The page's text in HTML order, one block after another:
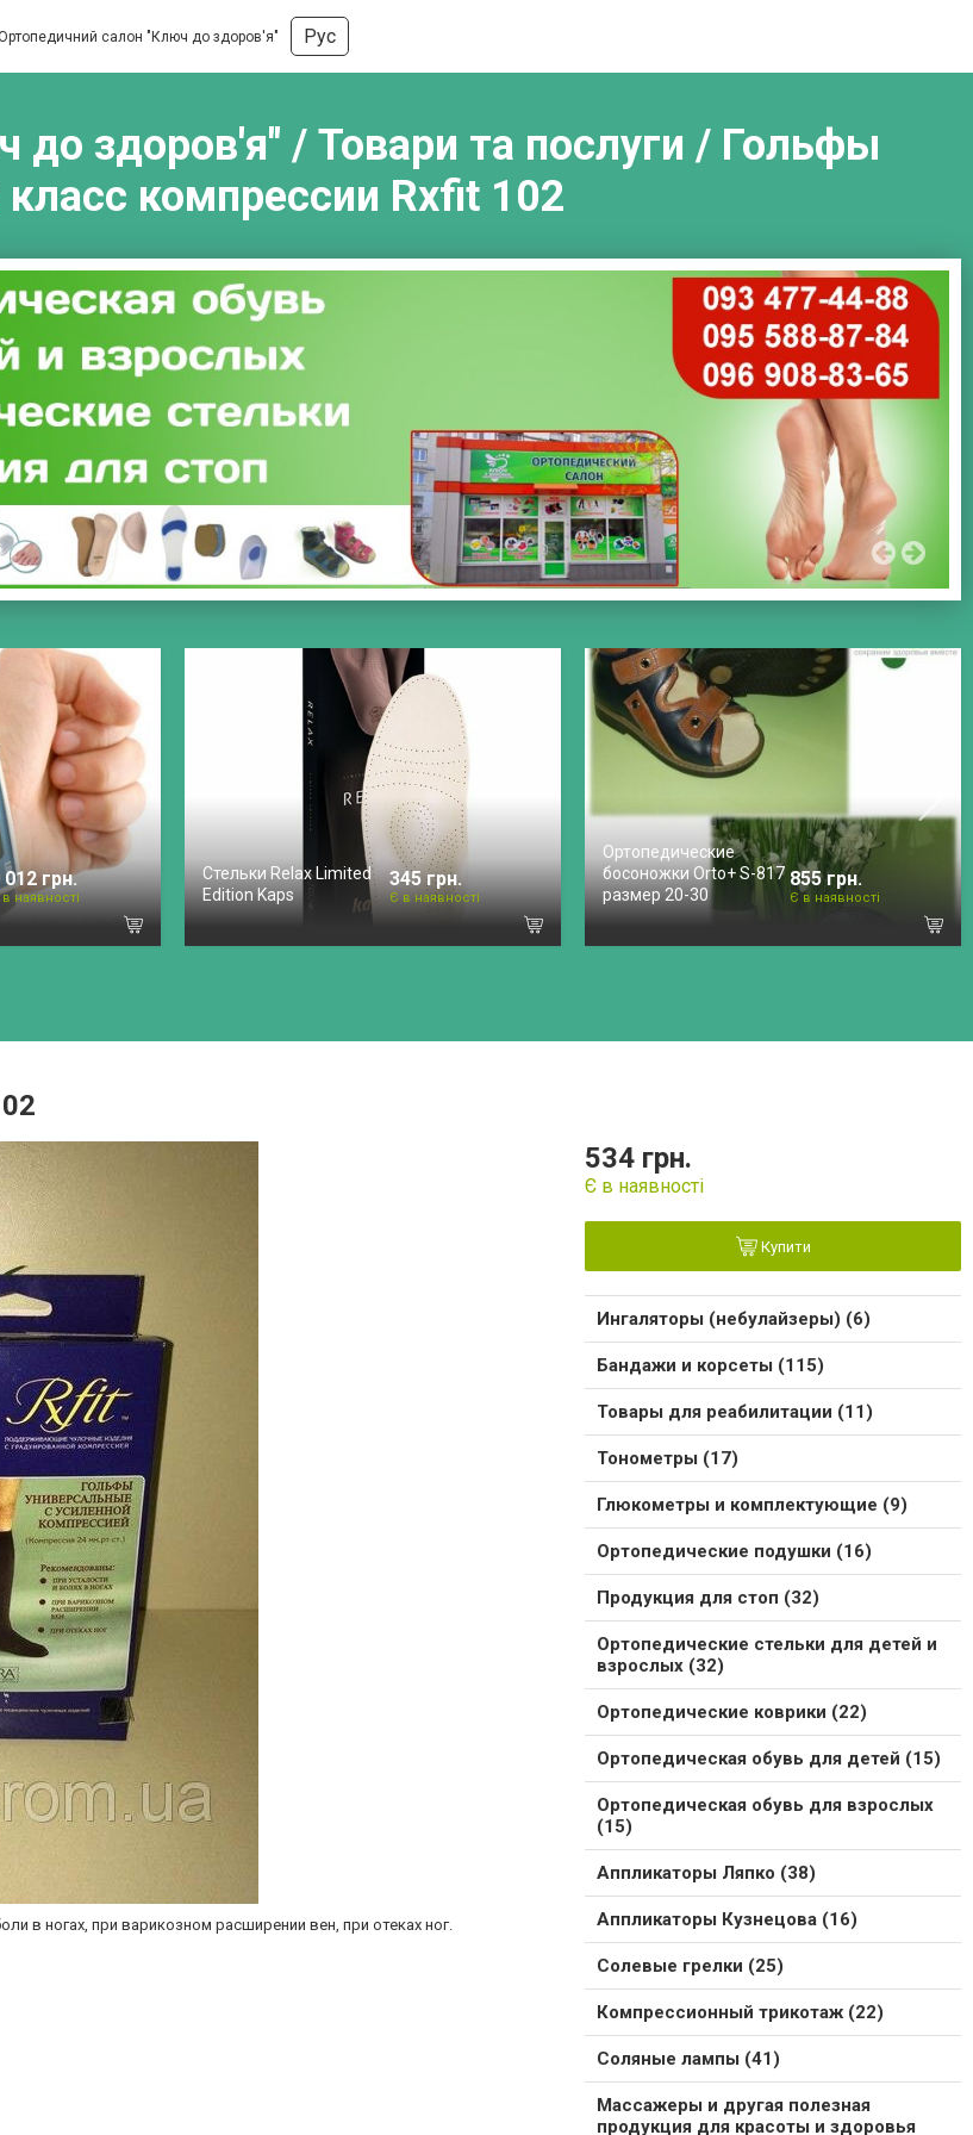
салон "Ключ до здоров'я" Рус
до здоров'я" / Товари та послуги / Гольфы
компрессии Rxfit 102
012 грн.
наявності
Стельки Relax Limited
Edition Kaps
345 грн.
Є в наявності
Ортопедические
босоножки Orto+ S-817
размер 20-30
855 грн.
Є в наявності
в ногах, при варикозном расширении вен, при отеках ног.
534 грн.
Є в наявності
Купити
Ингаляторы (небулайзеры) (6)
Бандажи и корсеты (115)
Товары для реабилитации (11)
Тонометры (17)
Глюкометры и комплектующие (9)
Ортопедические подушки (16)
Продукция для стоп (32)
Ортопедические стельки для детей и
взрослых (32)
Ортопедические коврики (22)
Ортопедическая обувь для детей (15)
Ортопедическая обувь для взрослых
(15)
Аппликаторы Ляпко (38)
Аппликаторы Кузнецова (16)
Солевые грелки (25)
Компрессионный трикотаж (22)
Соляные лампы (41)
Массажеры и другая полезная
продукция для красоты и здоровья